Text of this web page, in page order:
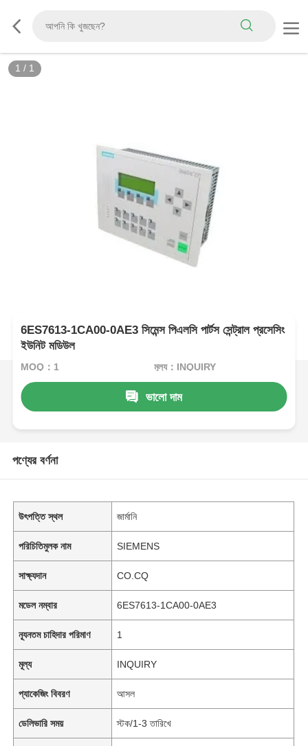
1 / 1
6ES7613-1CA00-0AE3 সিমেন্স পিএলসি পার্টস সেন্ট্রাল প্রসেসিং
ইউনিট মডিউল
MOQ：1 মূল্য：INQUIRY
ভালো দাম
পণ্যের বর্ণনা
উৎপত্তি স্থল জার্মানি
পরিচিতিমুলক নাম SIEMENS
সাক্ষ্যদান CO.CQ
মডেল নম্বার 6ES7613-1CA00-0AE3
ন্যূনতম চাহিদার পরিমাণ 1
মূল্য INQUIRY
প্যাকেজিং বিবরণ আসল
ডেলিভারি সময় স্টক/1-3 তারিখে